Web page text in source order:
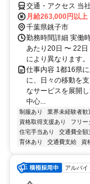
交通・アクセス 当
月給263,000円以上
千葉県銚子市
勤務時間詳細 実働
あたり20日 〜 22
により異なります
仕事内容 1都16県
に、日々の移動を
なサービスを展開
中心...
制服あり 業界未経験者歓
資格取得支援あり
フリー
住宅手当あり
交通費全額
育休あり
交通費支給 資
アルバイ